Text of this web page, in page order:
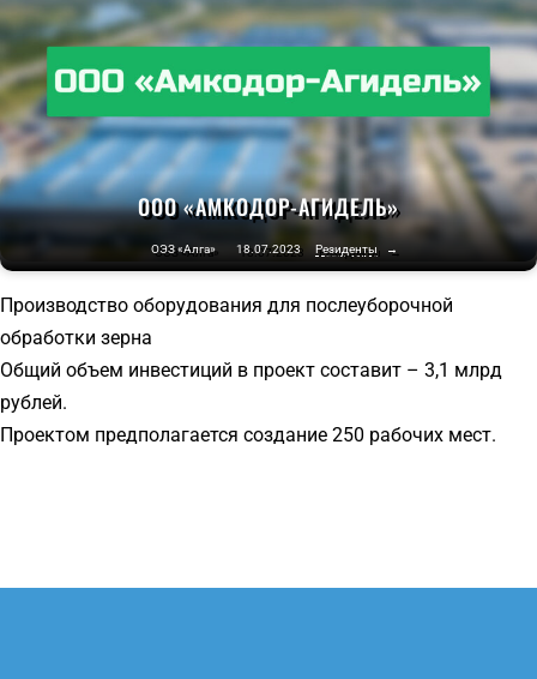
ООО «АМКОДОР-АГИДЕЛЬ»
ОЭЗ «Алга» 18.07.2023 Резиденты →
Производство оборудования для послеуборочной
обработки зерна
Общий объем инвестиций в проект составит – 3,1 млрд
рублей.
Проектом предполагается создание 250 рабочих мест.